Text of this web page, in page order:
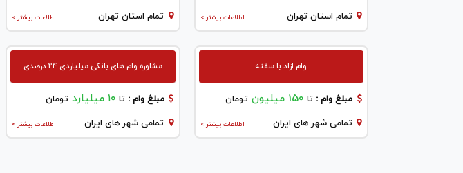
اطلاعات بیشتر > تمام استان تهران اطلاعات بیشتر > تمام استان تهران
وام ازاد با سفته
مبلغ وام : تا 150 میلیون تومان
اطلاعات بیشتر > تمامی شهر های ایران
مشاوره وام های بانکی میلیاردی ۲۴ درصدی
مبلغ وام :تا ۱۰ میلیارد تومان
اطلاعات بیشتر > تمامی شهر های ایران